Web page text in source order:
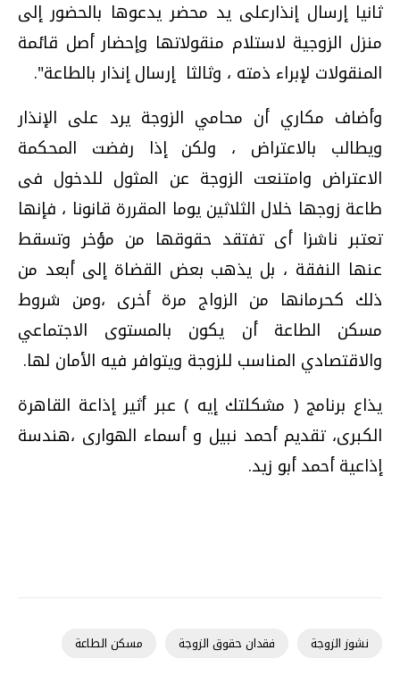
ثانيا إرسال إنذارعلى يد محضر يدعوها بالحضور إلى
منزل الزوجية لاستلام منقولاتها وإحضار أصل قائمة
المنقولات لإبراء ذمته ، وثالثا إرسال إنذار بالطاعة".
وأضاف مكاري أن محامي الزوجة يرد على الإنذار
ويطالب بالاعتراض ، ولكن إذا رفضت المحكمة
الاعتراض وامتنعت الزوجة عن المثول للدخول فى
طاعة زوجها خلال الثلاثين يوما المقررة قانونا ، فإنها
تعتبر ناشزا أى تفتقد حقوقها من مؤخر وتسقط
عنها النفقة ، بل يذهب بعض القضاة إلى أبعد من
ذلك كحرمانها من الزواج مرة أخرى ،ومن شروط
مسكن الطاعة أن يكون بالمستوى الاجتماعي
والاقتصادي المناسب للزوجة ويتوافر فيه الأمان لها.
يذاع برنامج ( مشكلتك إيه ) عبر أثير إذاعة القاهرة
الكبرى، تقديم أحمد نبيل و أسماء الهوارى ،هندسة
إذاعية أحمد أبو زيد.
نشوز الزوجة فقدان حقوق الزوجة مسكن الطاعة